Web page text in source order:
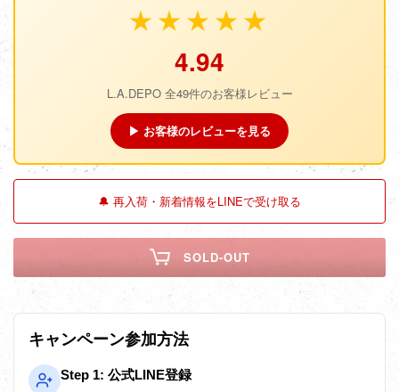
★★★★★
4.94
L.A.DEPO 全49件のお客様レビュー
▶ お客様のレビューを見る
🔔 再入荷・新着情報をLINEで受け取る
SOLD-OUT
キャンペーン参加方法
Step 1: 公式LINE登録